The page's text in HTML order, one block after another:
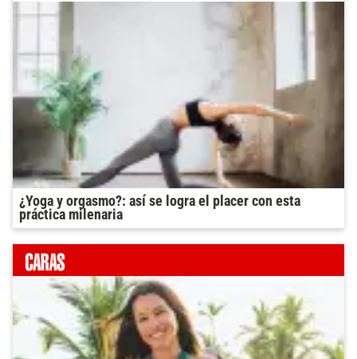
¿Yoga y orgasmo?: así se logra el placer con esta
práctica milenaria